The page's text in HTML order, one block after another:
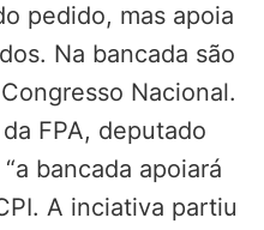
pedido, mas apoia
Na bancada são
Nacional.
FPA, deputado
bancada apoiará
A inciativa partiu